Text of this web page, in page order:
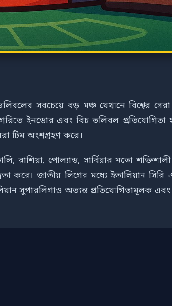
সবচেয়ে বড় মঞ্চ যেখানে বিশ্বের
ইনডোর এবং বিচ ভলিবল প্রতিযোগিতা
টিম অংশগ্রহণ করে।
রাশিয়া, পোল্যান্ড, সার্বিয়ার মতো
করে। জাতীয় লিগের মধ্যে ইতালিয়ান সিরি
সুপারলিগাও অত্যন্ত প্রতিযোগিতামূলক